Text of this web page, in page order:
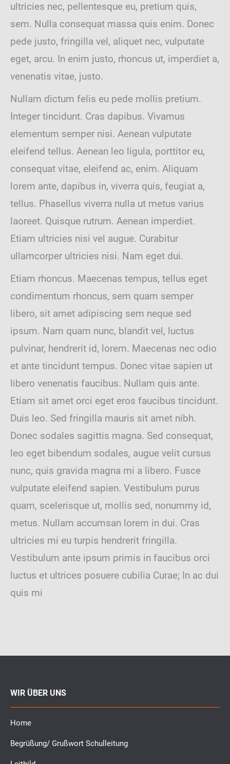
ultricies nec, pellentesque eu, pretium quis,
sem. Nulla consequat massa quis enim. Donec
pede justo, fringilla vel, aliquet nec, vulputate
eget, arcu. In enim justo, rhoncus ut, imperdiet a,
venenatis vitae, justo.
Nullam dictum felis eu pede mollis pretium.
Integer tincidunt. Cras dapibus. Vivamus
elementum semper nisi. Aenean vulputate
eleifend tellus. Aenean leo ligula, porttitor eu,
consequat vitae, eleifend ac, enim. Aliquam
lorem ante, dapibus in, viverra quis, feugiat a,
tellus. Phasellus viverra nulla ut metus varius
laoreet. Quisque rutrum. Aenean imperdiet.
Etiam ultricies nisi vel augue. Curabitur
ullamcorper ultricies nisi. Nam eget dui.
Etiam rhoncus. Maecenas tempus, tellus eget
condimentum rhoncus, sem quam semper
libero, sit amet adipiscing sem neque sed
ipsum. Nam quam nunc, blandit vel, luctus
pulvinar, hendrerit id, lorem. Maecenas nec odio
et ante tincidunt tempus. Donec vitae sapien ut
libero venenatis faucibus. Nullam quis ante.
Etiam sit amet orci eget eros faucibus tincidunt.
Duis leo. Sed fringilla mauris sit amet nibh.
Donec sodales sagittis magna. Sed consequat,
leo eget bibendum sodales, augue velit cursus
nunc, quis gravida magna mi a libero. Fusce
vulputate eleifend sapien. Vestibulum purus
quam, scelerisque ut, mollis sed, nonummy id,
metus. Nullam accumsan lorem in dui. Cras
ultricies mi eu turpis hendrerit fringilla.
Vestibulum ante ipsum primis in faucibus orci
luctus et ultrices posuere cubilia Curae; In ac dui
quis mi
WIR ÜBER UNS
Home
Begrüßung/ Grußwort Schulleitung